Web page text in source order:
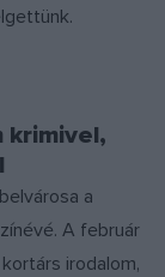
krimivel,
a
A február
irodalom,